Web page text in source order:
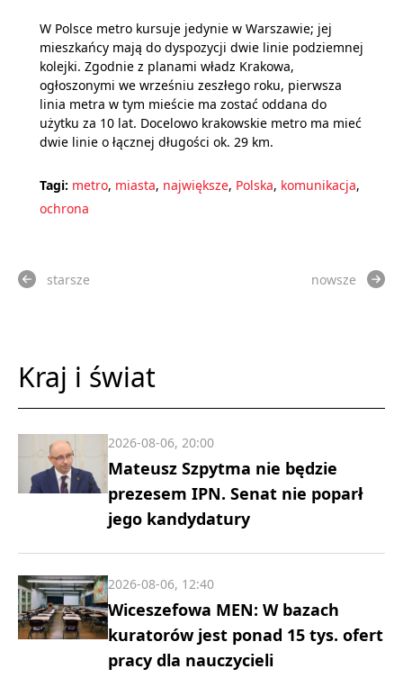
W Polsce metro kursuje jedynie w Warszawie; jej
mieszkańcy mają do dyspozycji dwie linie podziemnej
kolejki. Zgodnie z planami władz Krakowa,
ogłoszonymi we wrześniu zeszłego roku, pierwsza
linia metra w tym mieście ma zostać oddana do
użytku za 10 lat. Docelowo krakowskie metro ma mieć
dwie linie o łącznej długości ok. 29 km.
Tagi: metro, miasta, największe, Polska, komunikacja,
ochrona
starsze nowsze
Kraj i świat
Mateusz Szpytma nie będzie
prezesem IPN. Senat nie poparł
jego kandydatury
2026-08-06, 20:00
Wiceszefowa MEN: W bazach
kuratorów jest ponad 15 tys. ofert
pracy dla nauczycieli
2026-08-06, 12:40